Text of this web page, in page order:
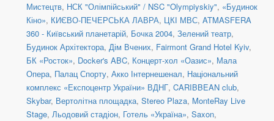
Мистецтв, НСК "Олімпійський" / NSC "Olympiyskiy", «Будинок
Кіно», КИЄВО-ПЕЧЕРСЬКА ЛАВРА, ЦКІ МВС, ATMASFERA
360 - Київський планетарій, Бочка 2004, Зелений театр,
Будинок Архітектора, Дім Вчених, Fairmont Grand Hotel Kyiv,
БК «Росток», Docker's ABC, Концерт-хол «Оазис», Мала
Опера, Палац Спорту, Акко Інтернешенал, Національний
комплекс «Експоцентр України» ВДНГ, CARIBBEAN club,
Skybar, Вертолітна площадка, Stereo Plaza, MonteRay Live
Stage, Льодовий стадіон, Готель «Україна», Saxon,